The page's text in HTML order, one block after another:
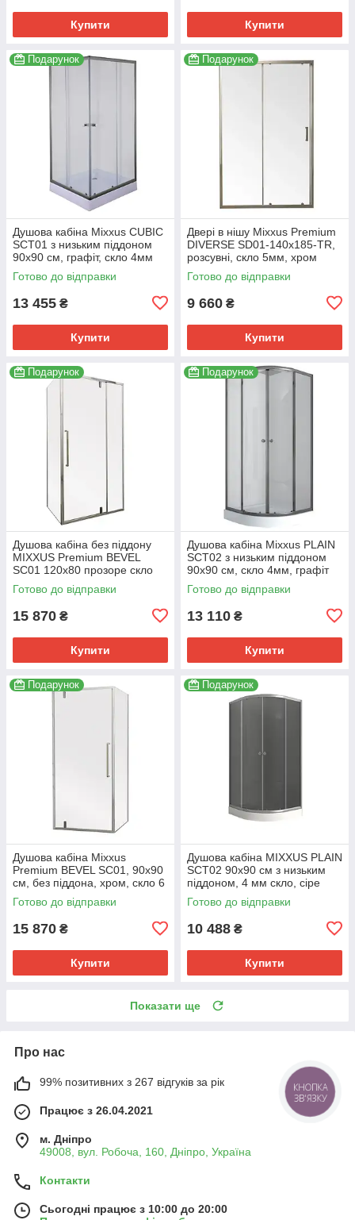
Купити Купити
Подарунок
Душова кабіна Mixxus CUBIC
SCT01 з низьким піддоном
90x90 см, графіт, скло 4мм
(MI6905)
Готово до відправки
13 455 ₴
Купити
Подарунок
Двері в нішу Mixxus Premium
DIVERSE SD01-140x185-TR,
розсувні, скло 5мм, хром
(MI6874)
Готово до відправки
9 660 ₴
Купити
Подарунок
Душова кабіна без піддону
MIXXUS Premium BEVEL
SC01 120x80 прозоре скло
6мм, хром (MI6871)
Готово до відправки
15 870 ₴
Купити
Подарунок
Душова кабіна Mixxus PLAIN
SCT02 з низьким піддоном
90x90 см, скло 4мм, графіт
(MI6901)
Готово до відправки
13 110 ₴
Купити
Подарунок
Душова кабіна Mixxus
Premium BEVEL SC01, 90x90
см, без піддона, хром, скло 6
мм (MI6863)
Готово до відправки
15 870 ₴
Купити
Подарунок
Душова кабіна MIXXUS PLAIN
SCT02 90x90 см з низьким
піддоном, 4 мм скло, сіре
(MI6898)
Готово до відправки
10 488 ₴
Купити
Показати ще
Про нас
99% позитивних з 267 відгуків за рік
Працює з 26.04.2021
м. Дніпро
49008, вул. Робоча, 160, Дніпро, Україна
Контакти
Сьогодні працює з 10:00 до 20:00
КНОПКА
ЗВ'ЯЗКУ